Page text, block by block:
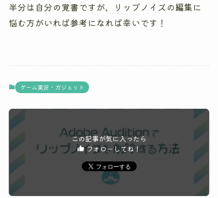
半分は自分の覚書ですが、リップノイズの編集に
悩む方がいれば参考になれば幸いです！
ゲーム実況・ガジェット
この記事が気に入ったら
フォローしてね！